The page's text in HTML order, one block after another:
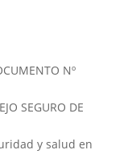
Nº
SEGURO DE
y salud en